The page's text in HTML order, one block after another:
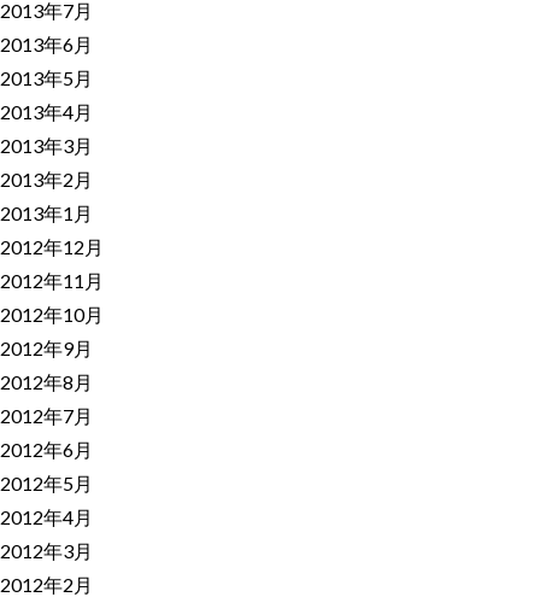
2013年7月
2013年6月
2013年5月
2013年4月
2013年3月
2013年2月
2013年1月
2012年12月
2012年11月
2012年10月
2012年9月
2012年8月
2012年7月
2012年6月
2012年5月
2012年4月
2012年3月
2012年2月